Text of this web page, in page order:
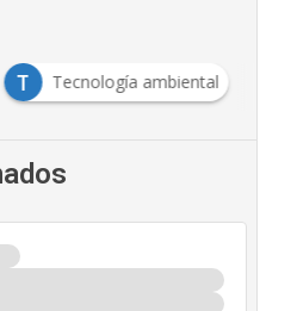
T Tecnología ambiental